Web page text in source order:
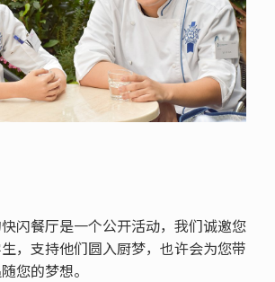
闪餐厅是一个公开活动，我们诚邀您
，支持他们圆入厨梦，也许会为您带
您的梦想。